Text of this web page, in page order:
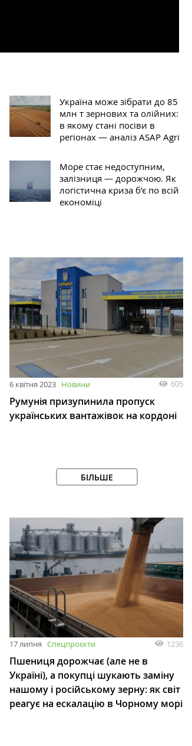
Україна може зібрати до 85
млн т зернових та олійних:
в якому стані посіви в
регіонах — аналіз ASAP Agri
Море стає недоступним,
залізниця — дорожчою. Як
логістична криза б’є по всій
економіці
6 квітня 2023 Новини 605
Румунія призупинила пропуск
українських вантажівок на кордоні
БІЛЬШЕ
17 липня Спецпроєкти 1236
Пшениця дорожчає (але не в
Україні), а покупці шукають заміну
нашому і російському зерну: як світ
реагує на ескалацію в Чорному морі